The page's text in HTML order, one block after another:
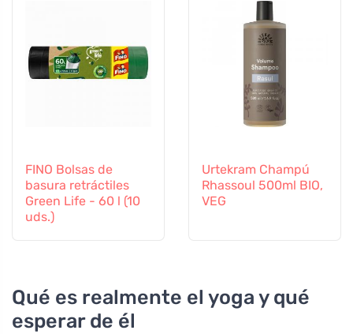
FINO Bolsas de
basura retráctiles
Green Life - 60 l (10
uds.)
Urtekram Champú
Rhassoul 500ml BIO,
VEG
Qué es realmente el yoga y qué
esperar de él